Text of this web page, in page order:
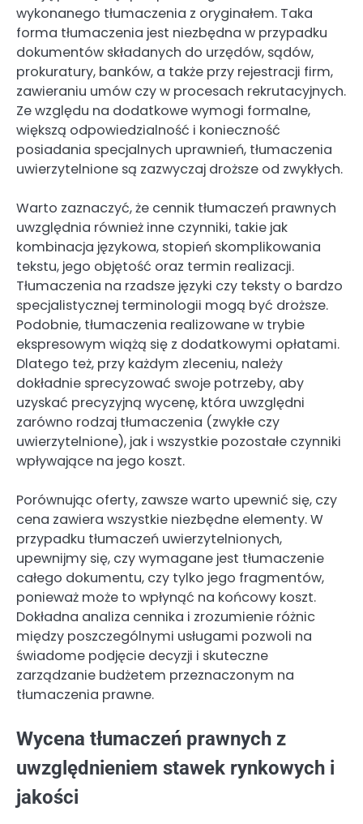
wykonanego tłumaczenia z oryginałem. Taka
forma tłumaczenia jest niezbędna w przypadku
dokumentów składanych do urzędów, sądów,
prokuratury, banków, a także przy rejestracji firm,
zawieraniu umów czy w procesach rekrutacyjnych.
Ze względu na dodatkowe wymogi formalne,
większą odpowiedzialność i konieczność
posiadania specjalnych uprawnień, tłumaczenia
uwierzytelnione są zazwyczaj droższe od zwykłych.
Warto zaznaczyć, że cennik tłumaczeń prawnych
uwzględnia również inne czynniki, takie jak
kombinacja językowa, stopień skomplikowania
tekstu, jego objętość oraz termin realizacji.
Tłumaczenia na rzadsze języki czy teksty o bardzo
specjalistycznej terminologii mogą być droższe.
Podobnie, tłumaczenia realizowane w trybie
ekspresowym wiążą się z dodatkowymi opłatami.
Dlatego też, przy każdym zleceniu, należy
dokładnie sprecyzować swoje potrzeby, aby
uzyskać precyzyjną wycenę, która uwzględni
zarówno rodzaj tłumaczenia (zwykłe czy
uwierzytelnione), jak i wszystkie pozostałe czynniki
wpływające na jego koszt.
Porównując oferty, zawsze warto upewnić się, czy
cena zawiera wszystkie niezbędne elementy. W
przypadku tłumaczeń uwierzytelnionych,
upewnijmy się, czy wymagane jest tłumaczenie
całego dokumentu, czy tylko jego fragmentów,
ponieważ może to wpłynąć na końcowy koszt.
Dokładna analiza cennika i zrozumienie różnic
między poszczególnymi usługami pozwoli na
świadome podjęcie decyzji i skuteczne
zarządzanie budżetem przeznaczonym na
tłumaczenia prawne.
Wycena tłumaczeń prawnych z
uwzględnieniem stawek rynkowych i
jakości